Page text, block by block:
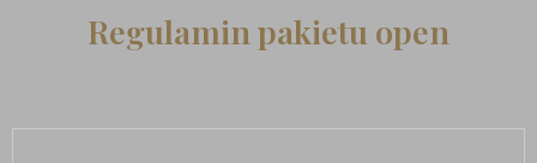
Regulamin pakietu open